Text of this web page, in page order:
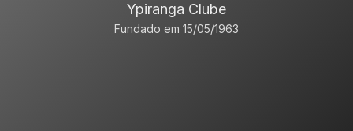
Ypiranga Clube
Fundado em 15/05/1963